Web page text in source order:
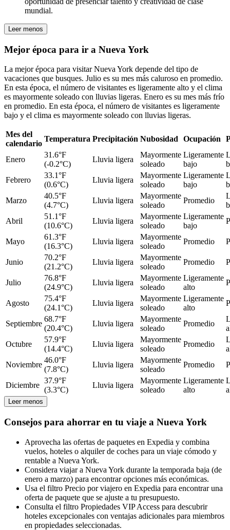
mundial.
Leer menos
Mejor época para ir a Nueva York
La mejor época para visitar Nueva York depende del tipo de
vacaciones que busques. Julio es su mes más caluroso en promedio.
En esta época, el número de visitantes es ligeramente alto y el clima
es mayormente soleado con lluvias ligeras. Enero es su mes más frío
en promedio. En esta época, el número de visitantes es ligeramente
bajo y el clima es mayormente soleado con lluvias ligeras.
Mes del
calendario
Temperatura Precipitación Nubosidad Ocupación
Enero
31.6°F
(-0.2°C)
Lluvia ligera
Mayormente
soleado
Ligeramente
bajo
Febrero
33.1°F
(0.6°C)
Lluvia ligera
Mayormente
soleado
Ligeramente
bajo
Marzo
40.5°F
(4.7°C)
Lluvia ligera
Mayormente
soleado
Promedio
Abril
51.1°F
(10.6°C)
Lluvia ligera
Mayormente
soleado
Ligeramente
bajo
Mayo
61.3°F
(16.3°C)
Lluvia ligera
Mayormente
soleado
Promedio
Junio
70.2°F
(21.2°C)
Lluvia ligera
Mayormente
soleado
Promedio
Julio
76.8°F
(24.9°C)
Lluvia ligera
Mayormente
soleado
Ligeramente
alto
Agosto
75.4°F
(24.1°C)
Lluvia ligera
Mayormente
soleado
Ligeramente
alto
Septiembre
68.7°F
(20.4°C)
Lluvia ligera
Mayormente
soleado
Promedio
Octubre
57.9°F
(14.4°C)
Lluvia ligera
Mayormente
soleado
Promedio
Noviembre
46.0°F
(7.8°C)
Lluvia ligera
Mayormente
soleado
Promedio
Diciembre
37.9°F
(3.3°C)
Lluvia ligera
Mayormente
soleado
Ligeramente
alto
Leer menos
Consejos para ahorrar en tu viaje a Nueva York
Aprovecha las ofertas de paquetes en Expedia y combina
vuelos, hoteles o alquiler de coches para un viaje cómodo y
rentable a Nueva York.
Considera viajar a Nueva York durante la temporada baja (de
enero a marzo) para encontrar opciones más económicas.
Usa el filtro Precio por viajero en Expedia para encontrar una
oferta de paquete que se ajuste a tu presupuesto.
Consulta el filtro Propiedades VIP Access para descubrir
hoteles excepcionales con ventajas adicionales para miembros
en propiedades seleccionadas.